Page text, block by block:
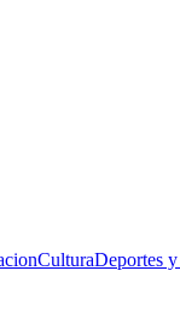
CulturaDeportes